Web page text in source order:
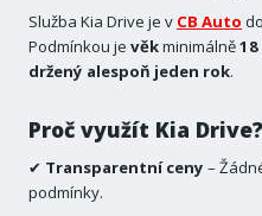
Služba Kia Drive je v CB Auto
Podmínkou je věkminimálně
držený alespoň jeden rok.
Proč využít Kia Drive?
✔ Transparentní ceny –
podmínky.